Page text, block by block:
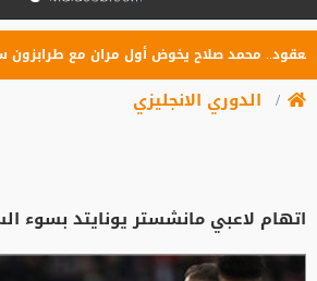
محمد صلاح يخوض أول مران مع طرابزون سبور
الدوري الانجليزي
اتهام لاعبي مانشستر يونايتد بسوء